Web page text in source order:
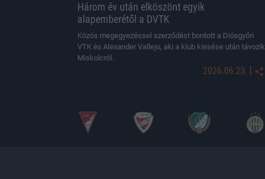
Három év után elköszönt egyik
alapemberétől a DVTK
Közös megegyezéssel szerződést bontott a Diósgyőri
VTK és Alexander Vallejo, aki a klub kiesése után távozik
Miskolcról.
2026.06.23. |